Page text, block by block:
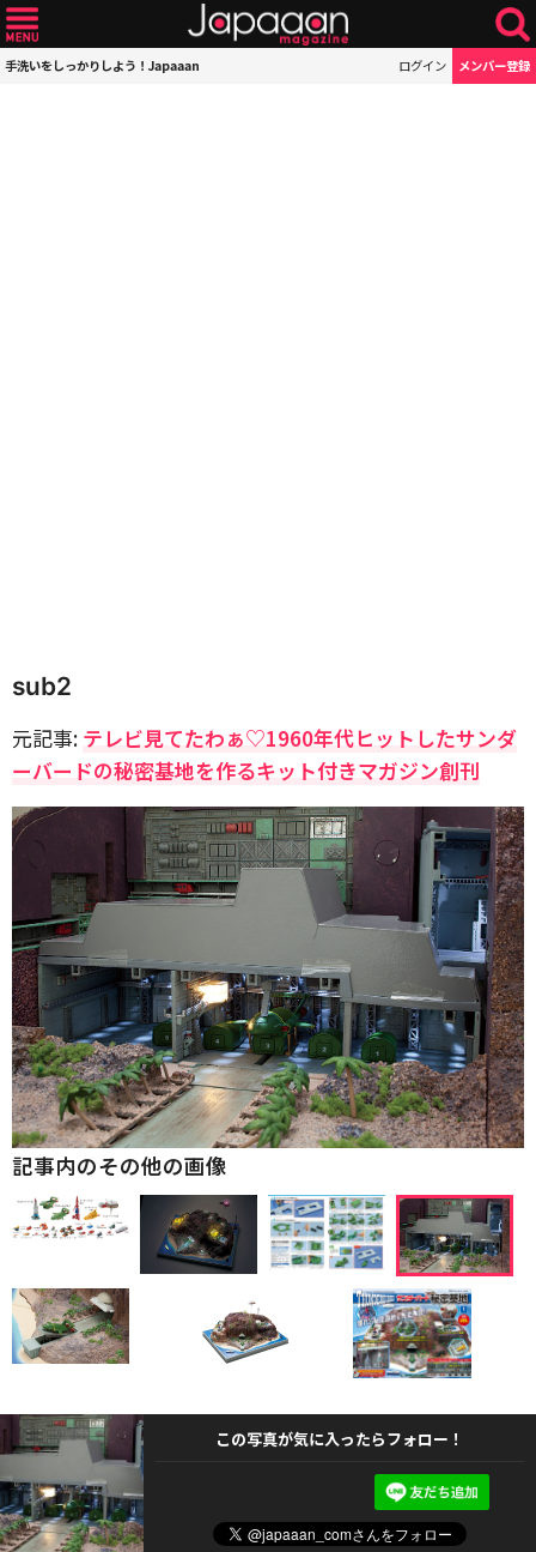
手洗いをしっかりしよう！Japaaan ログイン メンバー登録
sub2
元記事: テレビ見てたわぁ♡1960年代ヒットしたサンダ
ーバードの秘密基地を作るキット付きマガジン創刊
記事内のその他の画像
この写真が気に入ったらフォロー！